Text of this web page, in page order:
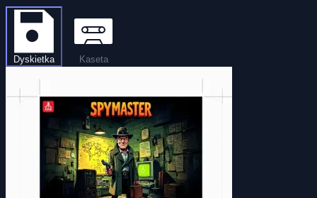
Dyskietka Kaseta